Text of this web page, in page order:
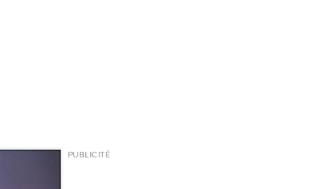
PUBLICITÉ